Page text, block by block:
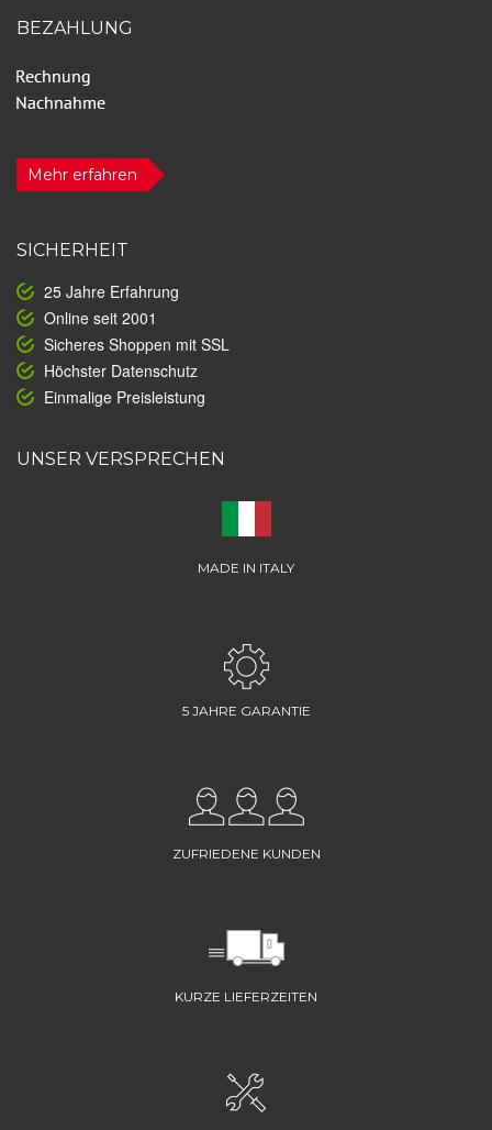
BEZAHLUNG
Mehr erfahren
SICHERHEIT
25 Jahre Erfahrung
Online seit 2001
Sicheres Shoppen mit SSL
Höchster Datenschutz
Einmalige Preisleistung
UNSER VERSPRECHEN
MADE IN ITALY
5 JAHRE GARANTIE
ZUFRIEDENE KUNDEN
KURZE LIEFERZEITEN